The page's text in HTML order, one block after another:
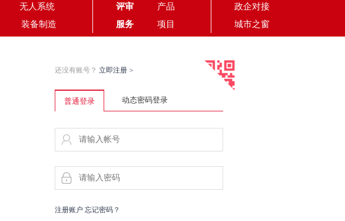
无人系统
装备制造
评审
产品
服务
项目
政企对接
城市之窗
还没有账号？ 立即注册 >
普通登录 动态密码登录
注册账户 忘记密码？